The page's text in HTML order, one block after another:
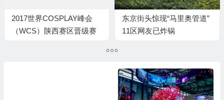
2017世界COSPLAY峰会
（WCS）陕西赛区晋级赛
东京街头惊现“马里奥管道”
11区网友已炸锅